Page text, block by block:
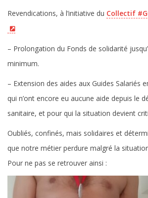
Revendications, à l’initiative du Collectif
– Prolongation du Fonds de solidarité
minimum.
– Extension des aides aux Guides Salariés
qui n’ont encore eu aucune aide depuis le
sanitaire, et pour qui la situation devient
Oubliés, confinés, mais solidaires et
que notre métier perdure malgré la
Pour ne pas se retrouver ainsi :